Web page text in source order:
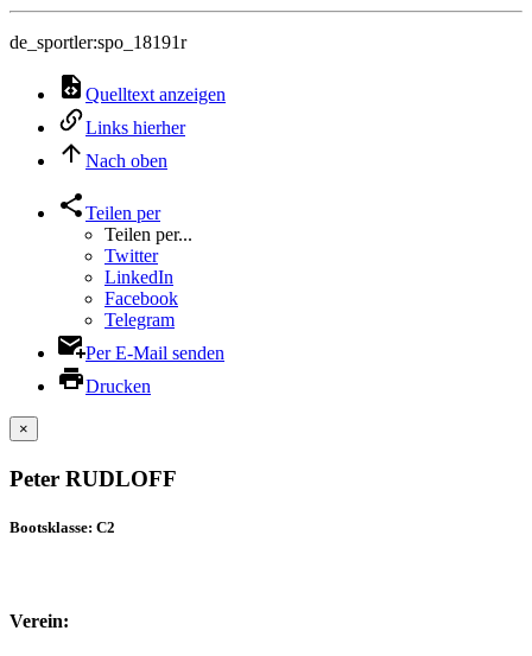
de_sportler:spo_18191r
Quelltext anzeigen
Links hierher
Nach oben
Teilen per
Teilen per...
Twitter
LinkedIn
Facebook
Telegram
Per E-Mail senden
Drucken
×
Peter RUDLOFF
Bootsklasse: C2
Verein: